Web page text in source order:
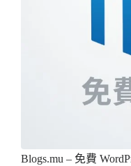
Blogs.mu – 免費